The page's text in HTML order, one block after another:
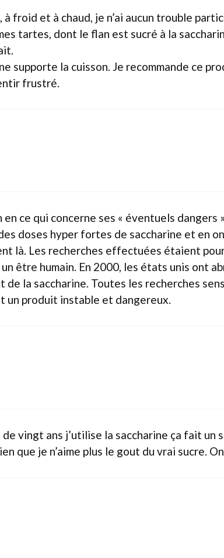
à froid et à chaud, je n’ai aucun trouble
tartes, dont le flan est sucré à la
supporte la cuisson. Je recommande ce
frustré.
ce qui concerne ses « éventuels dangers
doses hyper fortes de saccharine et en
là. Les recherches effectuées étaient
être humain. En 2000, les états unis ont
la saccharine. Toutes les recherches
un produit instable et dangereux.
vingt ans j’utilise la saccharine ça fait
que je n’aime plus le gout du vrai sucre.